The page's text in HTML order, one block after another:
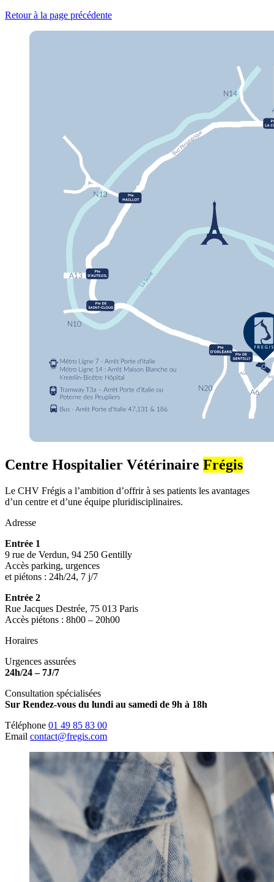
Retour à la page précédente
Centre Hospitalier Vétérinaire Frégis
Le CHV Frégis a l’ambition d’offrir à ses patients les avantages
d’un centre et d’une équipe pluridisciplinaires.
Adresse
Entrée 1
9 rue de Verdun, 94 250 Gentilly
Accès parking, urgences
et piétons : 24h/24, 7 j/7
Entrée 2
Rue Jacques Destrée, 75 013 Paris
Accès piétons : 8h00 – 20h00
Horaires
Urgences assurées
24h/24 – 7J/7
Consultation spécialisées
Sur Rendez-vous du lundi au samedi de 9h à 18h
Téléphone 01 49 85 83 00
Email contact@fregis.com